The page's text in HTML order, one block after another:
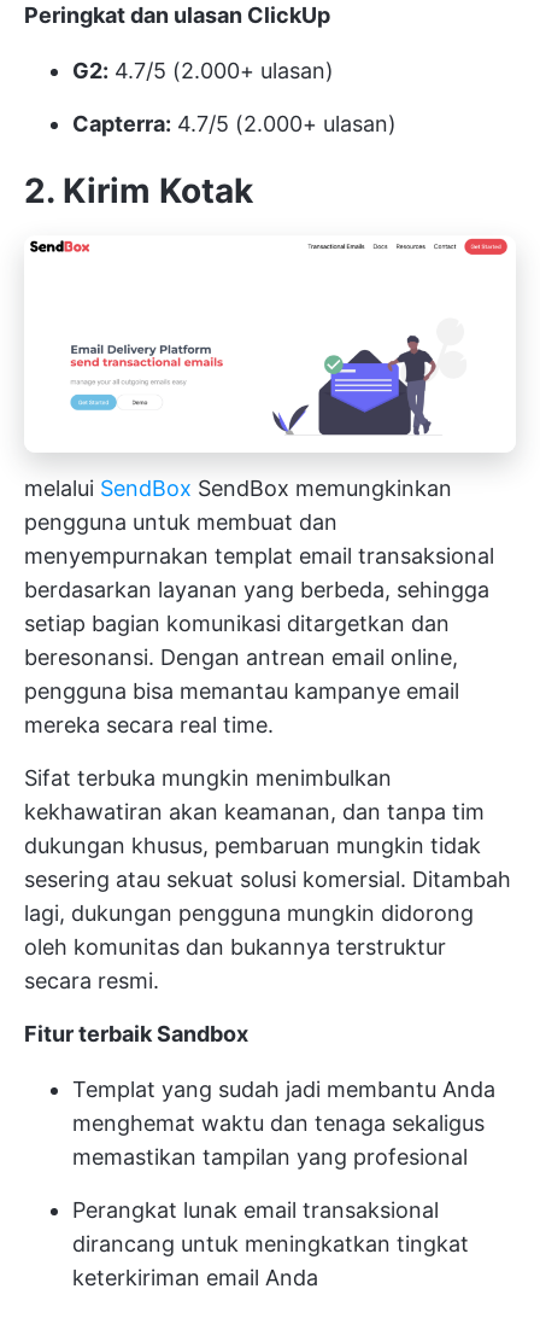
Peringkat dan ulasan ClickUp
G2: 4.7/5 (2.000+ ulasan)
Capterra: 4.7/5 (2.000+ ulasan)
2. Kirim Kotak
melalui SendBox SendBox memungkinkan
pengguna untuk membuat dan
menyempurnakan templat email transaksional
berdasarkan layanan yang berbeda, sehingga
setiap bagian komunikasi ditargetkan dan
beresonansi. Dengan antrean email online,
pengguna bisa memantau kampanye email
mereka secara real time.
Sifat terbuka mungkin menimbulkan
kekhawatiran akan keamanan, dan tanpa tim
dukungan khusus, pembaruan mungkin tidak
sesering atau sekuat solusi komersial. Ditambah
lagi, dukungan pengguna mungkin didorong
oleh komunitas dan bukannya terstruktur
secara resmi.
Fitur terbaik Sandbox
Templat yang sudah jadi membantu Anda
menghemat waktu dan tenaga sekaligus
memastikan tampilan yang profesional
Perangkat lunak email transaksional
dirancang untuk meningkatkan tingkat
keterkiriman email Anda